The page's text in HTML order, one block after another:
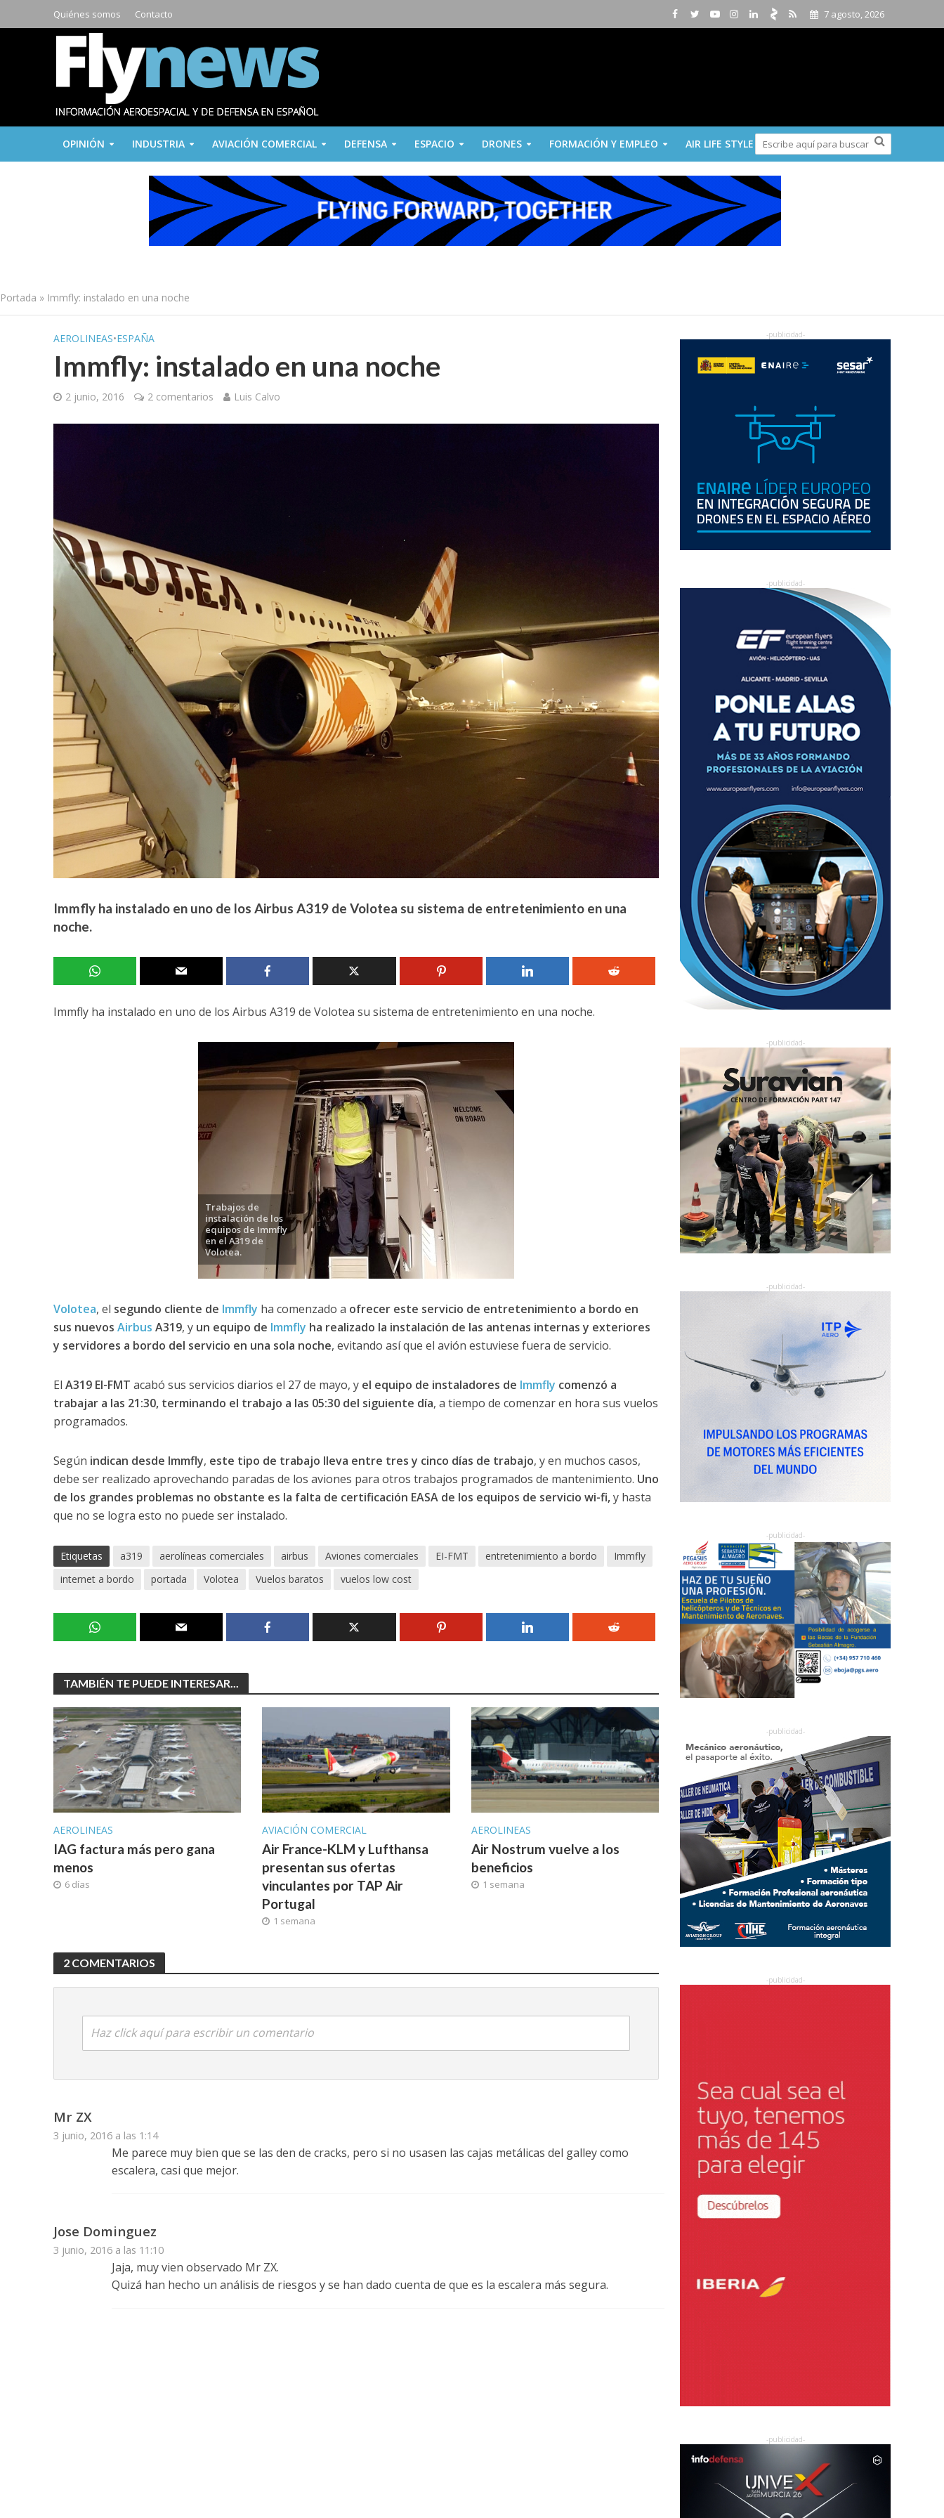
Quiénes somos Contacto 7 agosto, 2026
OPINIÓN INDUSTRIA AVIACIÓN COMERCIAL DEFENSA ESPACIO DRONES FORMACIÓN Y EMPLEO AIR LIFE STYLE
Portada » Immfly: instalado en una noche
AEROLINEAS•ESPAÑA
Immfly: instalado en una noche
2 junio, 2016 2 comentarios Luis Calvo
Immfly ha instalado en uno de los Airbus A319 de Volotea su sistema de entretenimiento en una
noche.
Immfly ha instalado en uno de los Airbus A319 de Volotea su sistema de entretenimiento en una noche.
Trabajos de
instalación de los
equipos de Immfly
en el A319 de
Volotea.
Volotea, el segundo cliente de Immfly ha comenzado a ofrecer este servicio de entretenimiento a bordo en
sus nuevos Airbus A319, y un equipo de Immfly ha realizado la instalación de las antenas internas y exteriores
y servidores a bordo del servicio en una sola noche, evitando así que el avión estuviese fuera de servicio.
El A319 EI-FMT acabó sus servicios diarios el 27 de mayo, y el equipo de instaladores de Immfly comenzó a
trabajar a las 21:30, terminando el trabajo a las 05:30 del siguiente día, a tiempo de comenzar en hora sus vuelos
programados.
Según indican desde Immfly, este tipo de trabajo lleva entre tres y cinco días de trabajo, y en muchos casos,
debe ser realizado aprovechando paradas de los aviones para otros trabajos programados de mantenimiento. Uno
de los grandes problemas no obstante es la falta de certificación EASA de los equipos de servicio wi-fi,y hasta
que no se logra esto no puede ser instalado.
Etiquetas a319 aerolíneas comerciales airbus Aviones comerciales EI-FMT entretenimiento a bordo
Immfly
internet a bordo
portada Volotea Vuelos baratos vuelos low cost
TAMBIÉN TE PUEDE INTERESAR...
AEROLINEAS
IAG factura más pero gana
menos
6 días
AVIACIÓN COMERCIAL
Air France-KLM y Lufthansa
presentan sus ofertas
vinculantes por TAP Air
Portugal
1 semana
AEROLINEAS
Air Nostrum vuelve a los
beneficios
1 semana
2 COMENTARIOS
Haz click aquí para escribir un comentario
Mr ZX
3 junio, 2016 a las 1:14
Me parece muy bien que se las den de cracks, pero si no usasen las cajas metálicas del galley como
escalera, casi que mejor.
Jose Dominguez
3 junio, 2016 a las 11:10
Jaja, muy vien observado Mr ZX.
Quizá han hecho un análisis de riesgos y se han dado cuenta de que es la escalera más segura.